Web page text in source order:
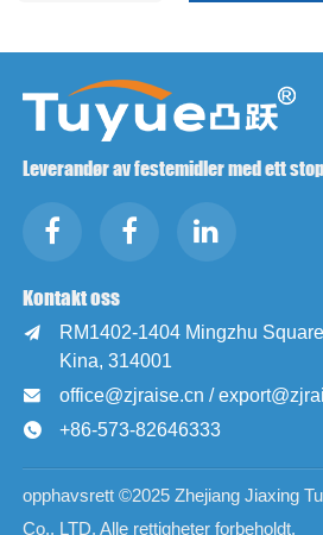
Leverandør av festemidler med ett
Kontakt oss

RM1402-1404 Mingzhu
Kina, 314001
 office@zjraise.cn /
 +86-573-82646333
opphavsrett ©2025 Zhejiang Jiaxing
Co., LTD. Alle rettigheter forbeholdt.